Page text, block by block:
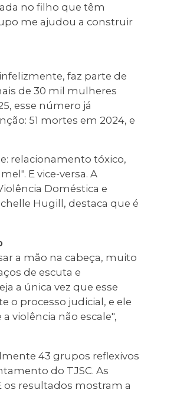
no filho que têm
me ajudou a construir
faz parte de
de 30 mil mulheres
esse número já
51 mortes em 2024, e
relacionamento tóxico,
E vice-versa. A
Doméstica e
Hugill, destaca que é
a mão na cabeça, muito
de escuta e
a única vez que esse
o processo judicial, e ele
violência não escale",
43 grupos reflexivos
do TJSC. As
os resultados mostram a